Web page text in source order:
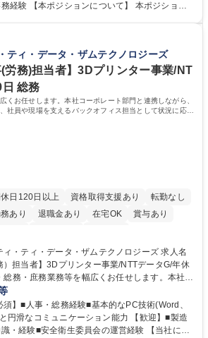
将来的には】 ■月次決算補助 ■四半期・年次決
本ポジション
決算・四半期決算・開示資料作成補助などへス
た、残業は通常月ほぼなく、決算月でも10時間
として専門性を身につけられる環境です。 学
学 高専 短大 専修学校 高校 語学力： 資格：日商
2級
ティ・データ・ザムテクノロジーズ
(労務)担当者】3Dプリンター事業/NT
総務
くお任せします。本社コーポレート部門と連携しながら、
社員や現場を支えるバックオフィス担当として状況に応じ
待します。
日120日以上 資格取得支援あり
転勤なし
あり 退職金あり 在宅OK
賞与あり
ティ・データ・ザムテクノロジーズ 求人名
）担当者】3Dプリンター事業/NTTデータG/年休
がら、決められた業務だけではなく、社員や現
担当として状況に応じて柔軟に対応いただくこ
・各種申請内容の確認■採用業務のサポート■来
】■人事・総務経験■基本的なPC技術(Word、
円滑なコミュニケーション能力 【歓迎】■製造
験■安全衛生委員会の運営経験 【当社につ